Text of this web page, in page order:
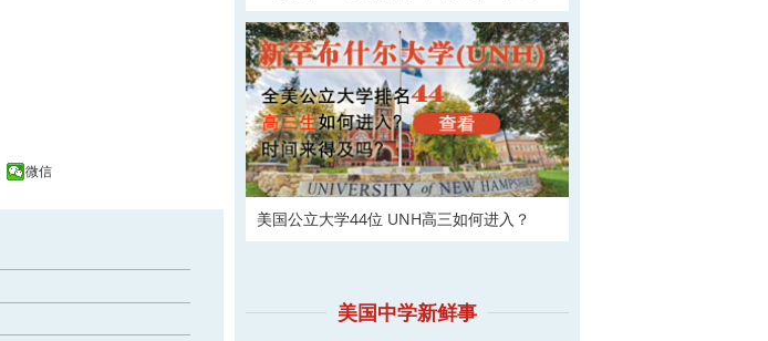
微信
请！
美国公立大学44位 UNH高三如何进入？
美国中学新鲜事